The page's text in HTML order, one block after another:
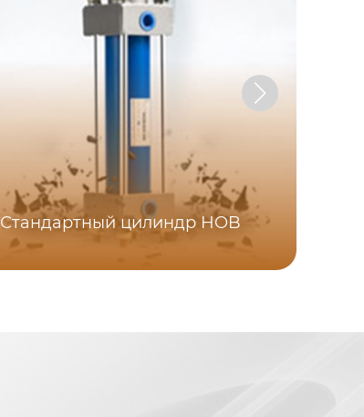
Стандартный цилиндр HOB